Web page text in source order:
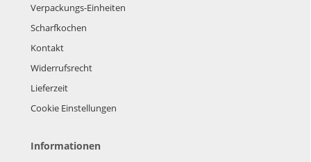
Verpackungs-Einheiten
Scharfkochen
Kontakt
Widerrufsrecht
Lieferzeit
Cookie Einstellungen
Informationen